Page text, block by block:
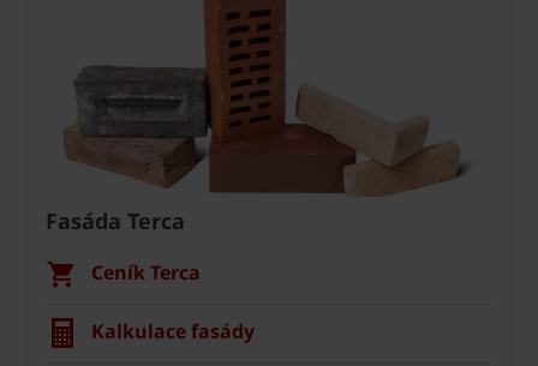
Fasáda Terca
Ceník Terca
Kalkulace fasády